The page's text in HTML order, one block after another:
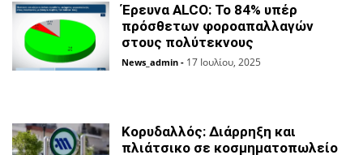
Έρευνα ALCO: Το 84% υπέρ
πρόσθετων φοροαπαλλαγών
στους πολύτεκνους
News_admin - 17 Ιουλίου, 2025
Κορυδαλλός: Διάρρηξη και
πλιάτσικο σε κοσμηματοπωλείο